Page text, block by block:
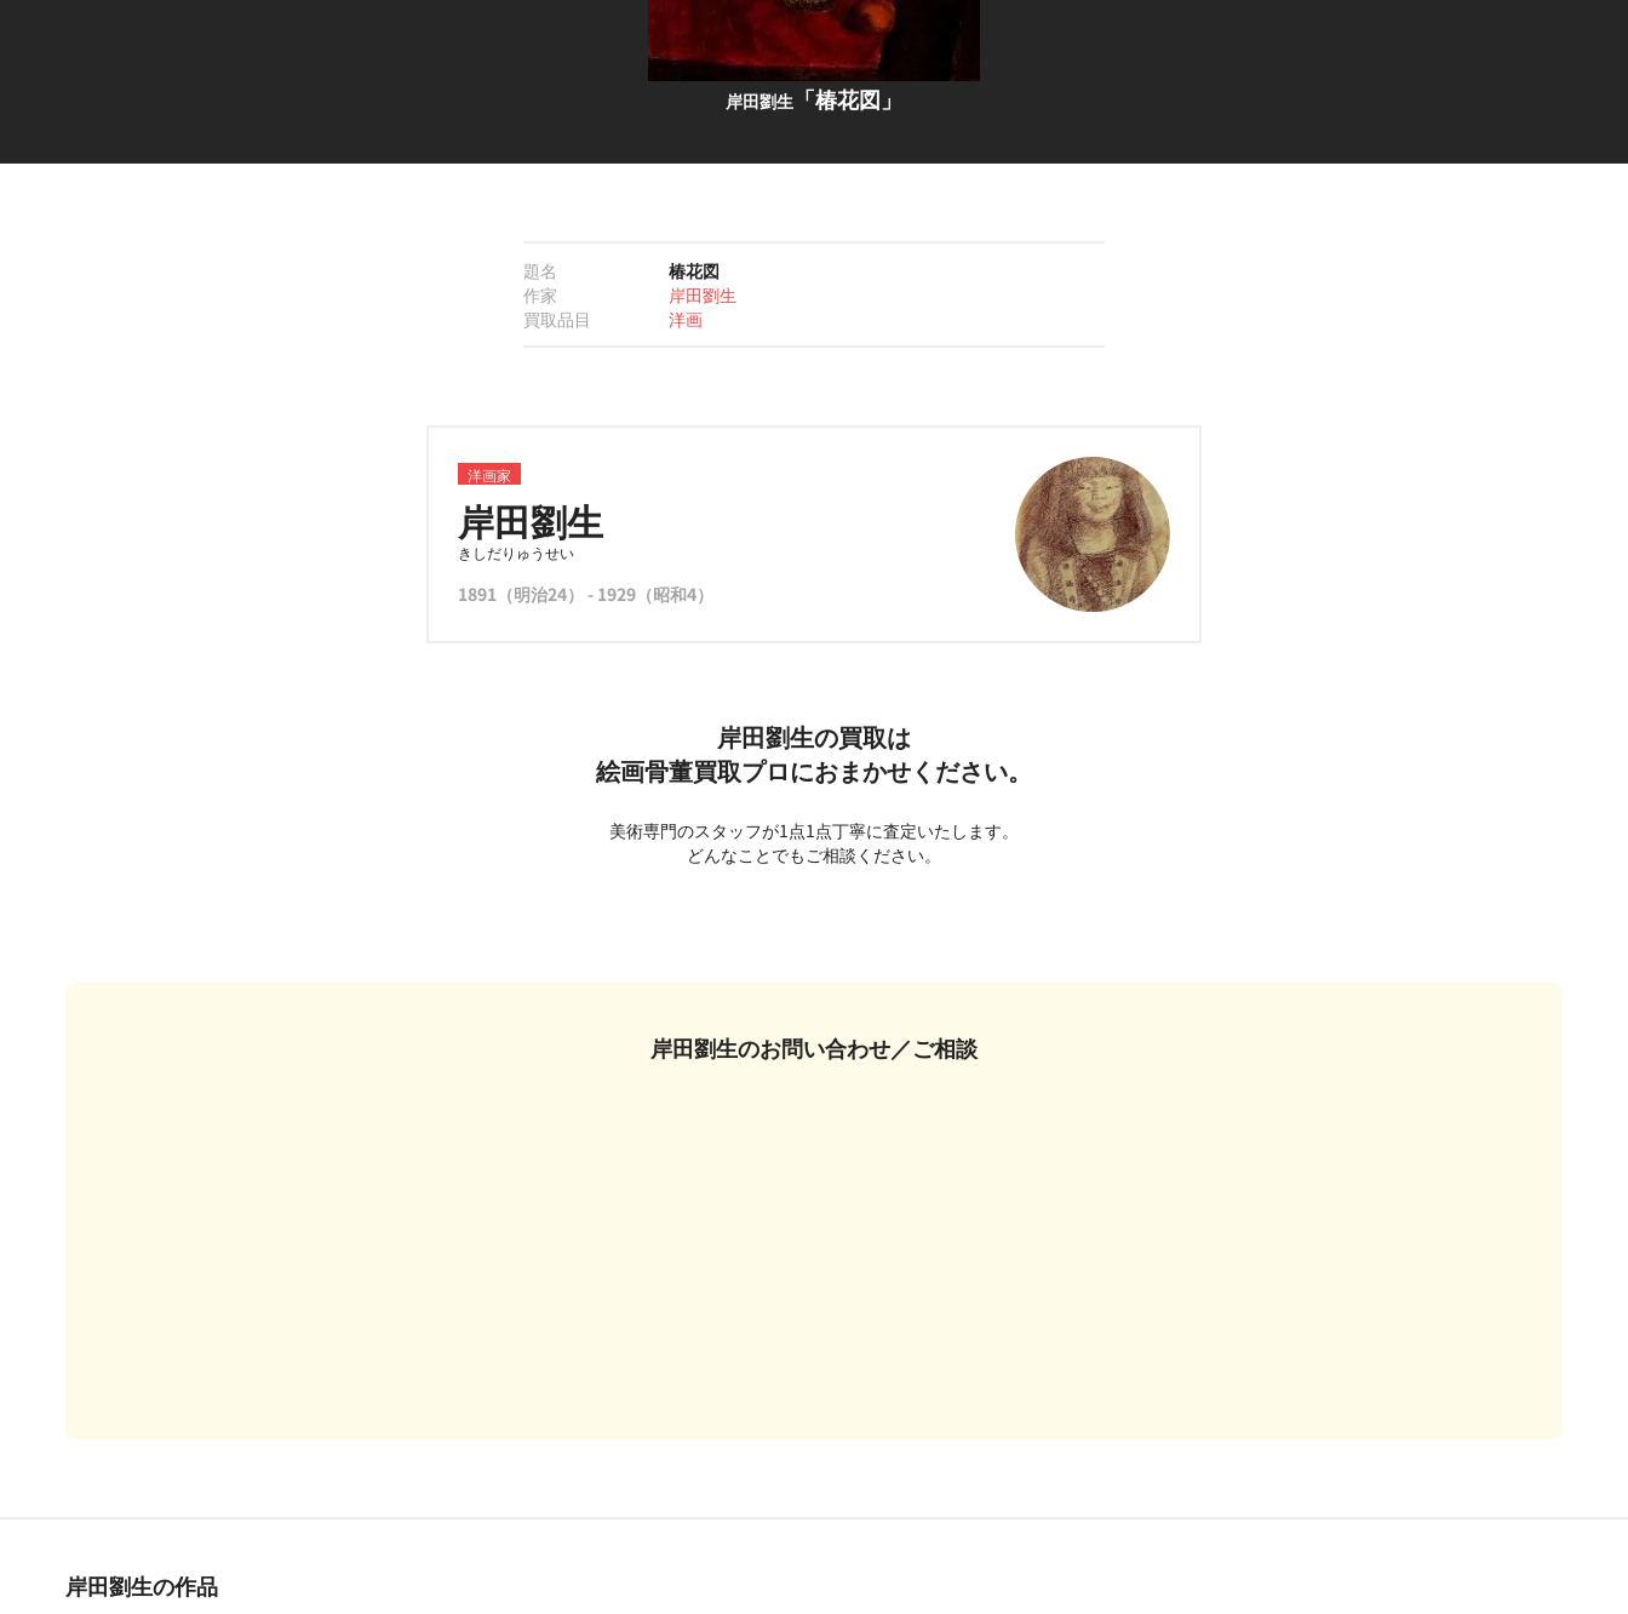
岸田劉生 「椿花図」
題名
椿花図
作家
岸田劉生
買取品目
洋画
洋画家
岸田劉生
きしだりゅうせい
1891（明治24） - 1929（昭和4）
岸田劉生の買取は
絵画骨董買取プロにおまかせください。
美術専門のスタッフが1点1点丁寧に査定いたします。
どんなことでもご相談ください。
岸田劉生のお問い合わせ／ご相談
岸田劉生の作品